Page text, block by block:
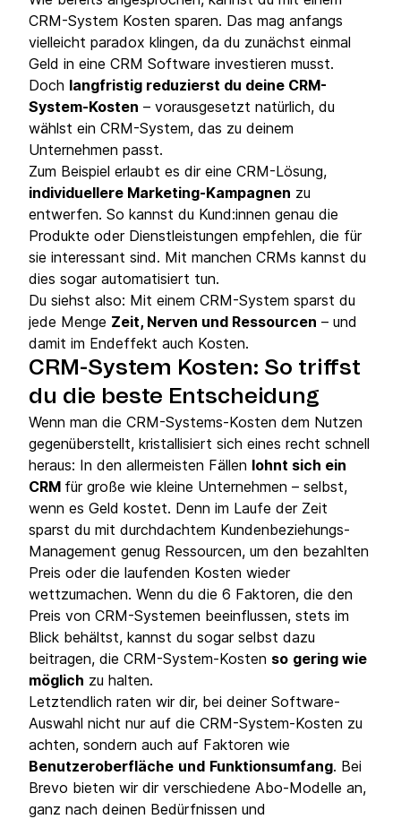
CRM-System Kosten sparen. Das mag anfangs
vielleicht paradox klingen, da du zunächst einmal
Geld in eine CRM Software investieren musst.
Doch langfristig reduzierst du deine CRM-
System-Kosten – vorausgesetzt natürlich, du
wählst ein CRM-System, das zu deinem
Unternehmen passt.
Zum Beispiel erlaubt es dir eine CRM-Lösung,
individuellere Marketing-Kampagnen zu
entwerfen. So kannst du Kund:innen genau die
Produkte oder Dienstleistungen empfehlen, die für
sie interessant sind. Mit manchen CRMs kannst du
dies sogar automatisiert tun.
Du siehst also: Mit einem CRM-System sparst du
jede Menge Zeit, Nerven und Ressourcen – und
damit im Endeffekt auch Kosten.
CRM-System Kosten: So triffst
du die beste Entscheidung
Wenn man die CRM-Systems-Kosten dem Nutzen
gegenüberstellt, kristallisiert sich eines recht schnell
heraus: In den allermeisten Fällen lohnt sich ein
CRM für große wie kleine Unternehmen – selbst,
wenn es Geld kostet. Denn im Laufe der Zeit
sparst du mit durchdachtem Kundenbeziehungs-
Management genug Ressourcen, um den bezahlten
Preis oder die laufenden Kosten wieder
wettzumachen. Wenn du die 6 Faktoren, die den
Preis von CRM-Systemen beeinflussen, stets im
Blick behältst, kannst du sogar selbst dazu
beitragen, die CRM-System-Kosten so gering wie
möglich zu halten.
Letztendlich raten wir dir, bei deiner Software-
Auswahl nicht nur auf die CRM-System-Kosten zu
achten, sondern auch auf Faktoren wie
Benutzeroberfläche und Funktionsumfang. Bei
Brevo bieten wir dir verschiedene Abo-Modelle an,
ganz nach deinen Bedürfnissen und